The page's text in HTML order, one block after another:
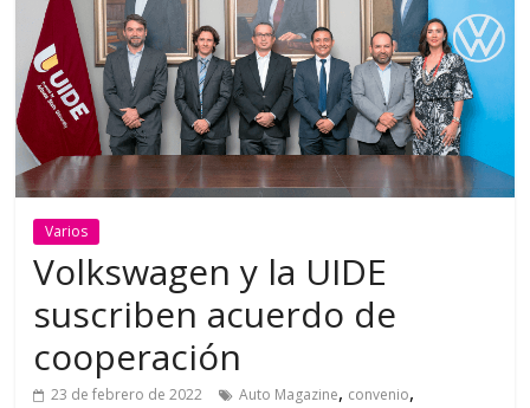
Varios
Volkswagen y la UIDE
suscriben acuerdo de
cooperación
23 de febrero de 2022 Auto Magazine, convenio,